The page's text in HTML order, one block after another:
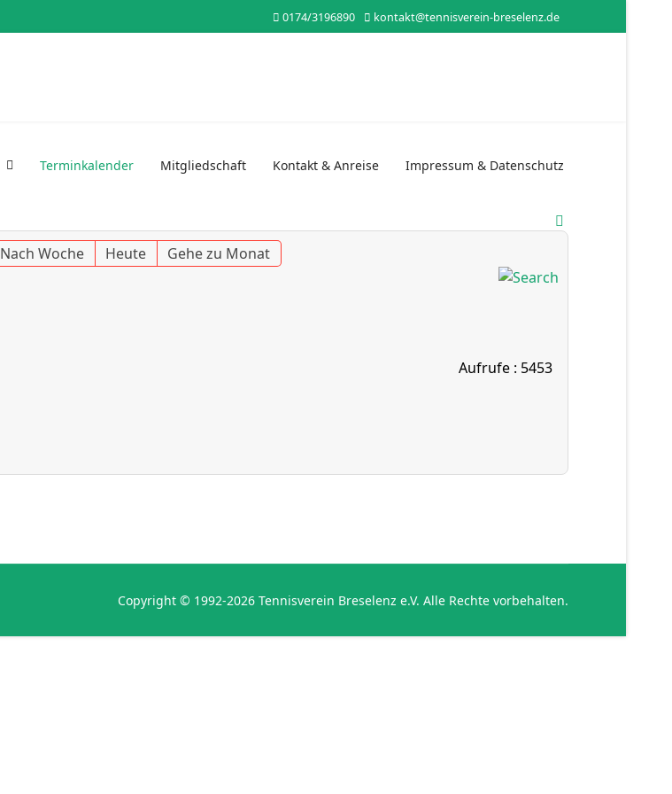
0174/3196890 kontakt@tennisverein-breselenz.de
Terminkalender Mitgliedschaft Kontakt & Anreise Impressum & Datenschutz
Nach Woche Heute Gehe zu Monat
Aufrufe : 5453
Copyright © 1992-2026 Tennisverein Breselenz e.V. Alle Rechte vorbehalten.